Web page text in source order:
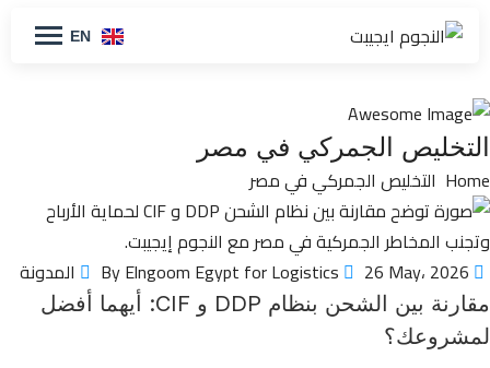
EN
التخليص الجمركي في مصر
Home التخليص الجمركي في مصر
26 May، 2026 المدونة
مقارنة بين الشحن بنظام DDP و CIF: أيهما أفضل
لمشروعك؟